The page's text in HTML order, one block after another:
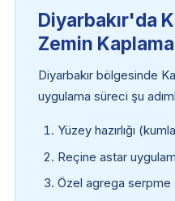
Diyarbakır'da
Zemin
Diyarbakır bölgesinde
uygulama süreci şu
Yüzey hazırlığı
Reçine astar
Özel agrega